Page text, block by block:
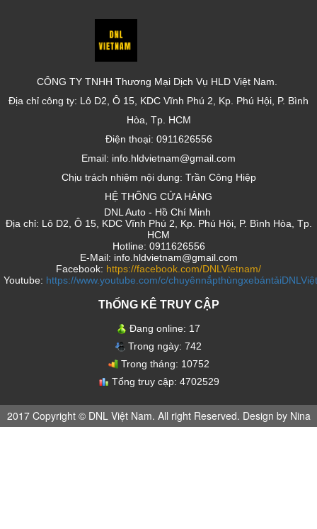
CÔNG TY TNHH Thương Mại Dịch Vụ HLD Việt Nam.
Địa chỉ công ty: Lô D2, Ô 15, KDC Vĩnh Phú 2, Kp. Phú Hội, P. Bình
Hòa, Tp. HCM
Điện thoại: 0911626556
Email: info.hldvietnam@gmail.com
Chịu trách nhiệm nội dung: Trần Công Hiệp
HỆ THỐNG CỬA HÀNG
DNL Auto - Hồ Chí Minh
Địa chỉ: Lô D2, Ô 15, KDC Vĩnh Phú 2, Kp. Phú Hội, P. Bình Hòa, Tp.
HCM
Hotline: 0911626556
E-Mail: info.hldvietnam@gmail.com
Facebook: https://facebook.com/DNLVietnam/
Youtube: https://www.youtube.com/c/
ThỐNG KÊ TRUY CẬP
Đang online: 17
Trong ngày: 742
Trong tháng: 10752
Tổng truy cập: 4702529
2017 Copyright © DNL Việt Nam. All right Reserved. Design by Nina